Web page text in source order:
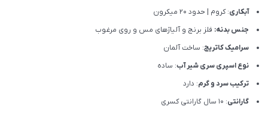
آبکاری: کروم | حدود 20 میکرون
جنس بدنه: فلز برنج و آلیاژهای مس و روی مرغوب
سرامیک کاتریج: ساخت آلمان
نوع اسپری سری شیر آب: ساده
ترکیب سرد و گرم: دارد
گارانتی: 10 سال گارانتی کسری